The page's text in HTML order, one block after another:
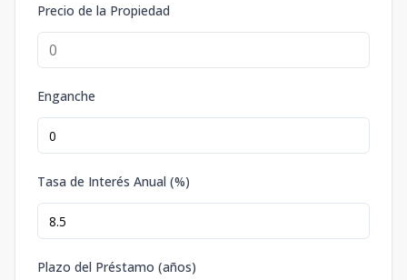
Precio de la Propiedad
Enganche
Tasa de Interés Anual (%)
Plazo del Préstamo (años)